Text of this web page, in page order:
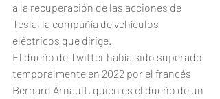
a la recuperación de las acciones de
Tesla, la compañía de vehículos
eléctricos que dirige.
El dueño de Twitter había sido superado
temporalmente en 2022 por el francés
Bernard Arnault, quien es el dueño de un